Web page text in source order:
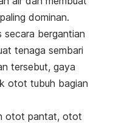
dominan.
secara bergantian
tenaga sembari
tersebut, gaya
otot tubuh bagian
otot pantat, otot